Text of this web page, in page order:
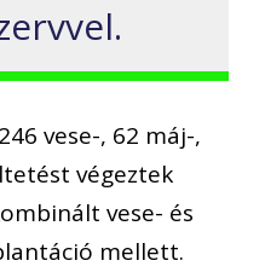
vese-, 62 máj-,
végeztek
vese- és
mellett.